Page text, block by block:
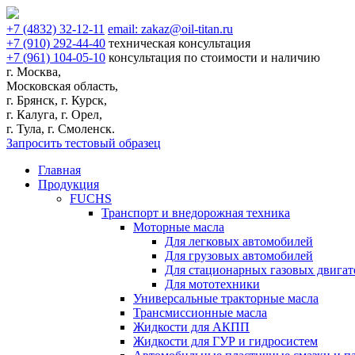
+7 (4832) 32-12-11 email: zakaz@oil-titan.ru
+7 (910) 292-44-40 техническая консультация
+7 (961) 104-05-10 консультация по стоимости и наличию
г. Москва,
Московская область,
г. Брянск, г. Курск,
г. Калуга, г. Орел,
г. Тула, г. Смоленск.
Запросить тестовый образец
Главная
Продукция
FUCHS
Транспорт и внедорожная техника
Моторные масла
Для легковых автомобилей
Для грузовых автомобилей
Для стационарных газовых
Для мототехники
Универсальные тракторные масла
Трансмиссионные масла
Жидкости для АКПП
Жидкости для ГУР и гидросистем